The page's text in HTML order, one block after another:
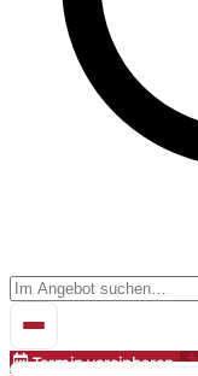
Termin vereinbaren